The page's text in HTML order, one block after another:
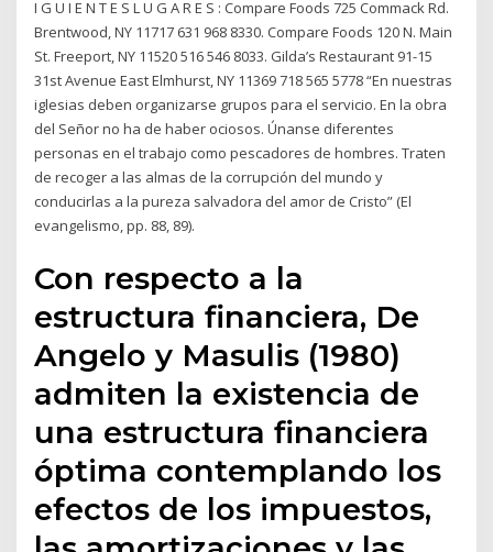
I G U I E N T E S L U G A R E S : Compare Foods 725 Commack Rd.
Brentwood, NY 11717 631 968 8330. Compare Foods 120 N. Main
St. Freeport, NY 11520 516 546 8033. Gilda’s Restaurant 91-15
31st Avenue East Elmhurst, NY 11369 718 565 5778 “En nuestras
iglesias deben organizarse grupos para el servicio. En la obra
del Señor no ha de haber ociosos. Únanse diferentes
personas en el trabajo como pescadores de hombres. Traten
de recoger a las almas de la corrupción del mundo y
conducirlas a la pureza salvadora del amor de Cristo” (El
evangelismo, pp. 88, 89).
Con respecto a la
estructura financiera, De
Angelo y Masulis (1980)
admiten la existencia de
una estructura financiera
óptima contemplando los
efectos de los impuestos,